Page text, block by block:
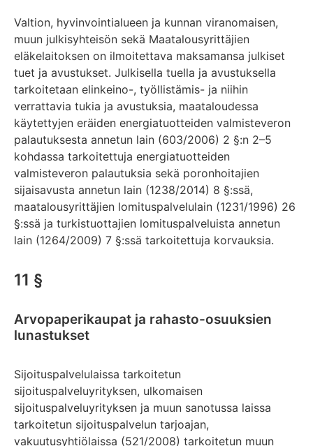
Valtion, hyvinvointialueen ja kunnan viranomaisen,
muun julkisyhteisön sekä Maatalousyrittäjien
eläkelaitoksen on ilmoitettava maksamansa julkiset
tuet ja avustukset. Julkisella tuella ja avustuksella
tarkoitetaan elinkeino-, työllistämis- ja niihin
verrattavia tukia ja avustuksia, maataloudessa
käytettyjen eräiden energiatuotteiden valmisteveron
palautuksesta annetun lain (603/2006) 2 §:n 2–5
kohdassa tarkoitettuja energiatuotteiden
valmisteveron palautuksia sekä poronhoitajien
sijaisavusta annetun lain (1238/2014) 8 §:ssä,
maatalousyrittäjien lomituspalvelulain (1231/1996) 26
§:ssä ja turkistuottajien lomituspalveluista annetun
lain (1264/2009) 7 §:ssä tarkoitettuja korvauksia.
11 §
Arvopaperikaupat ja rahasto-osuuksien
lunastukset
Sijoituspalvelulaissa tarkoitetun
sijoituspalveluyrityksen, ulkomaisen
sijoituspalveluyrityksen ja muun sanotussa laissa
tarkoitetun sijoituspalvelun tarjoajan,
vakuutusyhtiölaissa (521/2008) tarkoitetun muun